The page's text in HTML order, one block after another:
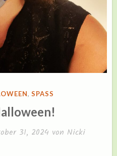
,SPASS
31, 2024 von Nicki